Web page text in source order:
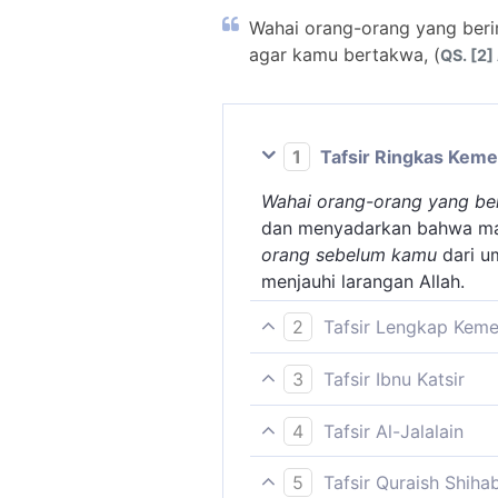
Wahai orang-orang yang
agar kamu bertakwa, (QS. [2]
1
Tafsir Ringkas
Wahai orang-orang yang
dan menyadarkan bahwa
orang sebelum kamu dari
menjauhi larangan Allah.
2
Tafsir Lengkap
Para ulama banyak
menimbulkan kesadaran
memenuhi kebutuhan
Uraian seperti di atas tentu
dan lain-lain akibat
3
Tafsir Ibnu Katsir
Melalui ayat ini Allah Swt.
kepada mereka berpuasa,
karena Allah Swt. Karena
4
Tafsir Al-Jalalain
(Hai orang-orang yang
5
Tafsir Quraish